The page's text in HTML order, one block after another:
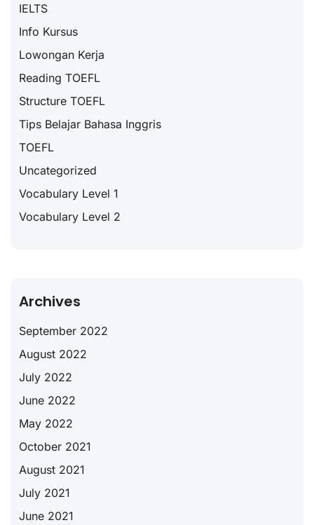
IELTS
Info Kursus
Lowongan Kerja
Reading TOEFL
Structure TOEFL
Tips Belajar Bahasa Inggris
TOEFL
Uncategorized
Vocabulary Level 1
Vocabulary Level 2
Archives
September 2022
August 2022
July 2022
June 2022
May 2022
October 2021
August 2021
July 2021
June 2021